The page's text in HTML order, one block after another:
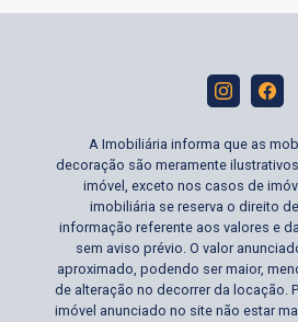
A Imobiliária informa que as
decoração são meramente
imóvel, exceto nos casos de
imobiliária se reserva o direito
informação referente aos valores e
sem aviso prévio. O valor
aproximado, podendo ser maior,
de alteração no decorrer da locação.
imóvel anunciado no site não estar